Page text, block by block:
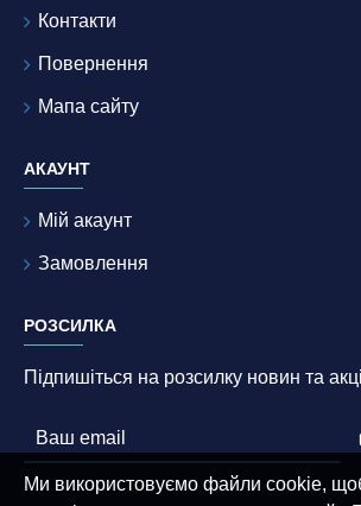
Контакти
Повернення
Мапа сайту
АКАУНТ
Мій акаунт
Замовлення
РОЗСИЛКА
Підпишіться на розсилку новин та
Ми використовуємо файли cookie,